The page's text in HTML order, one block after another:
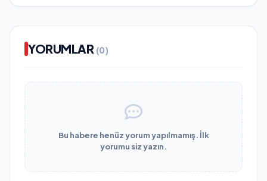
YORUMLAR (0)
Bu habere henüz yorum yapılmamış. İlk
yorumu siz yazın.